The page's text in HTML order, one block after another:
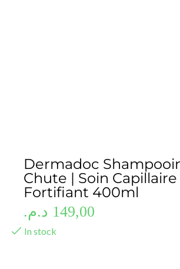
Dermadoc
Chute | Soin Capillaire
Fortifiant 400ml
149,00 د.م.
In stock